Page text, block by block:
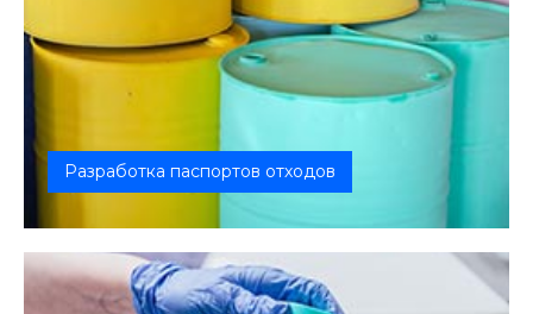
Разработка паспортов отходов